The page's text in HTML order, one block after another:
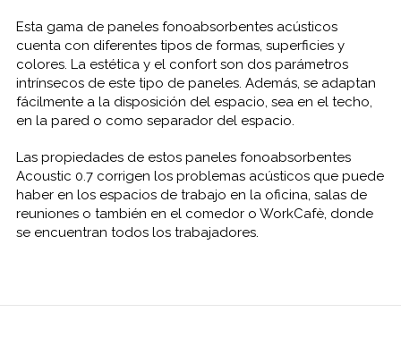
Esta gama de paneles fonoabsorbentes acústicos
cuenta con diferentes tipos de formas, superficies y
colores. La estética y el confort son dos parámetros
intrínsecos de este tipo de paneles. Además, se adaptan
fácilmente a la disposición del espacio, sea en el techo,
en la pared o como separador del espacio.
Las propiedades de estos paneles fonoabsorbentes
Acoustic 0.7 corrigen los problemas acústicos que puede
haber en los espacios de trabajo en la oficina, salas de
reuniones o también en el comedor o WorkCafè, donde
se encuentran todos los trabajadores.